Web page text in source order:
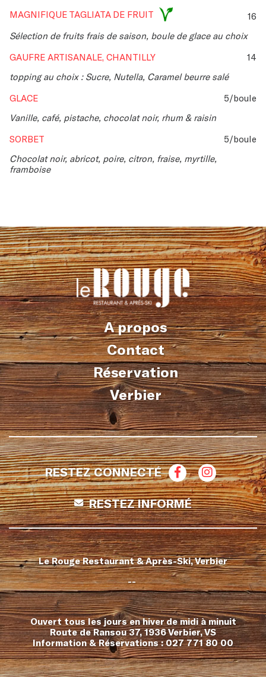
MAGNIFIQUE TAGLIATA DE FRUIT
16
Sélection de fruits frais de saison, boule de glace au choix
GAUFRE ARTISANALE, CHANTILLY
14
topping au choix : Sucre, Nutella, Caramel beurre salé
GLACE
5/boule
Vanille, café, pistache, chocolat noir, rhum & raisin
SORBET
5/boule
Chocolat noir, abricot, poire, citron, fraise, myrtille,
framboise
A propos
Contact
Réservation
Verbier
RESTEZ CONNECTÉ
RESTEZ INFORMÉ
Le Rouge Restaurant & Après-Ski, Verbier
--
Ouvert tous les jours en hiver de midi à minuit
Route de Ransou 37, 1936 Verbier, VS
Information & Réservations :027 771 80 00